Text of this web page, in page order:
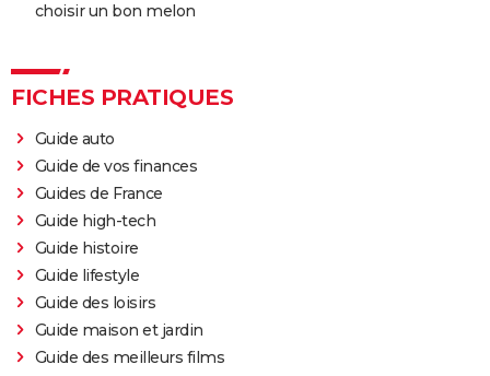
choisir un bon melon
FICHES PRATIQUES
Guide auto
Guide de vos finances
Guides de France
Guide high-tech
Guide histoire
Guide lifestyle
Guide des loisirs
Guide maison et jardin
Guide des meilleurs films